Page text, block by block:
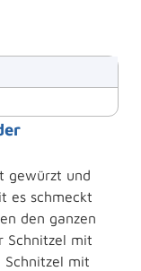
gewürzt und
es schmeckt
den ganzen
Schnitzel mit
Schnitzel mit